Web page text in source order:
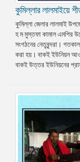
কুমিল্লার লালমাইয়ে
কুমিল্লা জেলার লালমাই
হ ম মুস্তফা কামাল এমপির
সংগঠনের নেতৃবৃন্দরা।
করা হয়। বাকই ইউনিয়ন
বাকই উত্তর ইউনিয়নের প্রায়